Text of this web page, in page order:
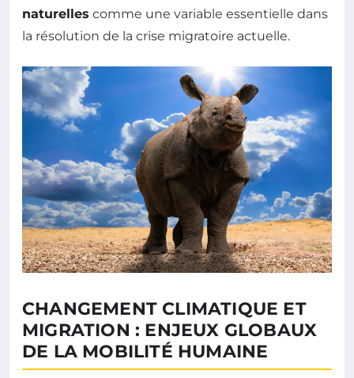
naturelles comme une variable essentielle dans
la résolution de la crise migratoire actuelle.
CHANGEMENT CLIMATIQUE ET
MIGRATION : ENJEUX GLOBAUX
DE LA MOBILITÉ HUMAINE